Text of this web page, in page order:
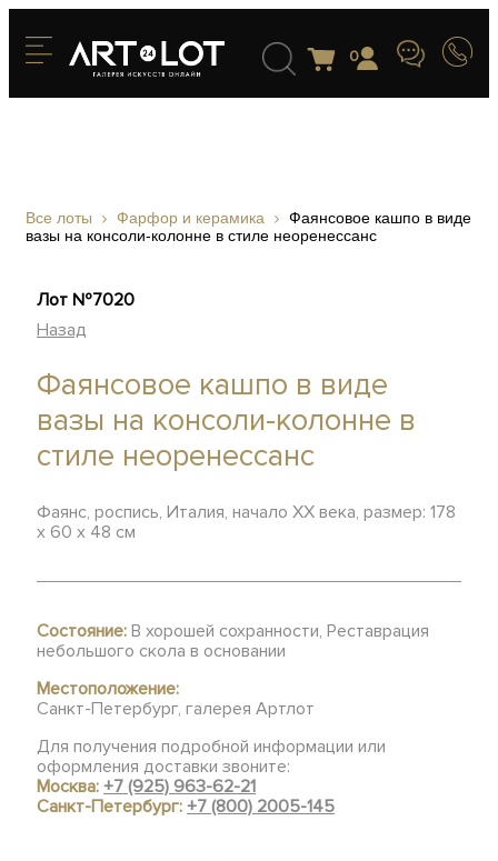
0
Все лоты Фарфор и керамика
Фаянсовое кашпо в виде
вазы на консоли-колонне в стиле неоренессанс
Лот №7020
Назад
Фаянсовое кашпо в виде
вазы на консоли-колонне в
стиле неоренессанс
Фаянс, роспись, Италия, начало ХХ века, размер: 178
x 60 x 48 см
Состояние: В хорошей сохранности, Реставрация
небольшого скола в основании
Местоположение:
Санкт-Петербург, галерея Артлот
Для получения подробной информации или
оформления доставки звоните:
Москва:+7 (925) 963-62-21
Санкт-Петербург:+7 (800) 2005-145